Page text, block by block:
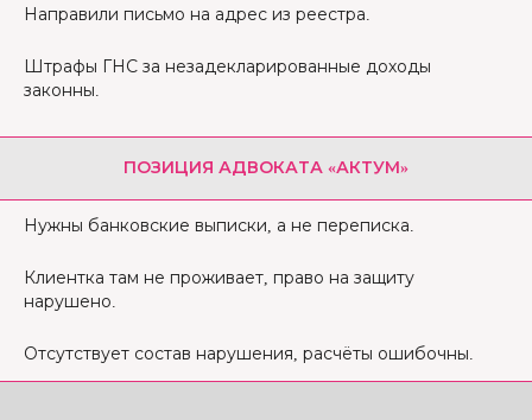
Направили письмо на адрес из реестра.
Штрафы ГНС за незадекларированные доходы
законны.
ПОЗИЦИЯ АДВОКАТА «АКТУМ»
Нужны банковские выписки, а не переписка.
Клиентка там не проживает, право на защиту
нарушено.
Отсутствует состав нарушения, расчёты ошибочны.